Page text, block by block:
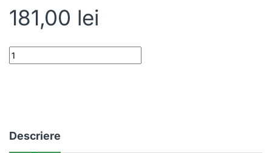
181,00 lei
A&D Medical UA-611 Tensiometru automat cu măsurare pe braț
Descriere